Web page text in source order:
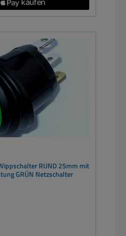
RUND 25mm mit
GRÜN Netzschalter